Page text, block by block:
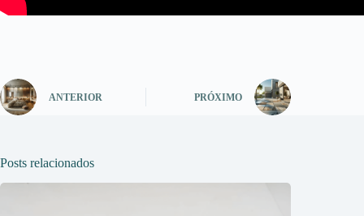
ANTERIOR PRÓXIMO
Posts relacionados